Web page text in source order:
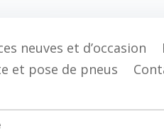
neuves et d’occasion
et pose de pneus